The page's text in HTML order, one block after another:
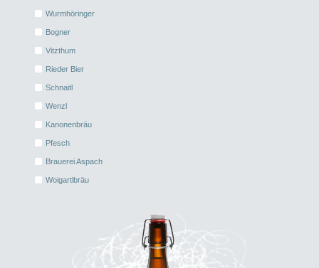
Wurmhöringer
Bogner
Vitzthum
Rieder Bier
Schnaitl
Wenzl
Kanonenbräu
Pfesch
Brauerei Aspach
Woigartlbräu